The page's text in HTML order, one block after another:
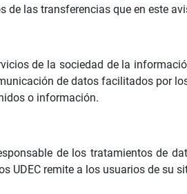
de las transferencias que en este
de la sociedad de la
de datos facilitados por
o información.
de los tratamientos de
UDEC remite a los usuarios de su